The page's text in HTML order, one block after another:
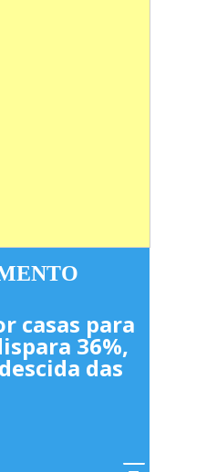
casas para
36%,
das